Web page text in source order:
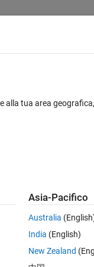
il 21 Giu
alla tua area
Asia-Pacifico
Australia
India (English)
New Zealand